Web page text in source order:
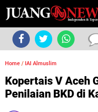
Home / IAI Almuslim
Kopertais V Aceh
Penilaian BKD di